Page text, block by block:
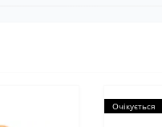
Очікується